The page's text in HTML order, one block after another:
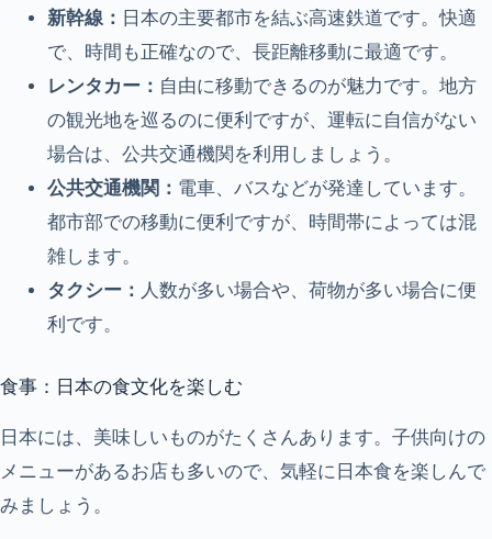
新幹線： 日本の主要都市を結ぶ高速鉄道です。快適
で、時間も正確なので、長距離移動に最適です。
レンタカー： 自由に移動できるのが魅力です。地方
の観光地を巡るのに便利ですが、運転に自信がない
場合は、公共交通機関を利用しましょう。
公共交通機関： 電車、バスなどが発達しています。
都市部での移動に便利ですが、時間帯によっては混
雑します。
タクシー： 人数が多い場合や、荷物が多い場合に便
利です。
食事：日本の食文化を楽しむ
日本には、美味しいものがたくさんあります。子供向けの
メニューがあるお店も多いので、気軽に日本食を楽しんで
みましょう。